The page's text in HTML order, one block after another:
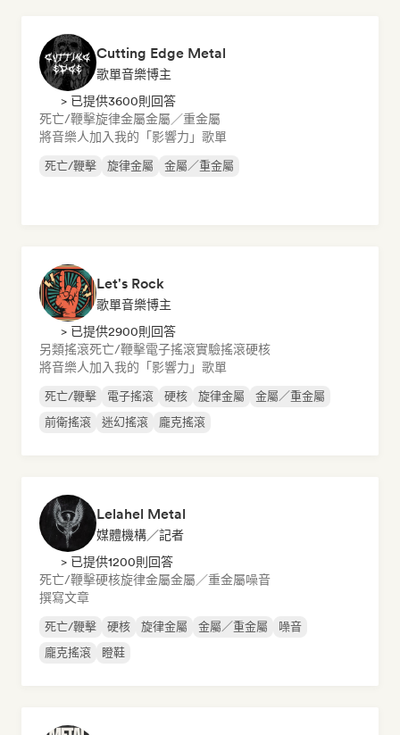
Cutting Edge Metal
歌單音樂博主
> 已提供3600則回答
死亡/鞭擊旋律金屬金屬／重金屬
將音樂人加入我的「影響力」歌單
死亡/鞭擊 旋律金屬 金屬／重金屬
Let's Rock
歌單音樂博主
> 已提供2900則回答
另類搖滾死亡/鞭擊電子搖滾實驗搖滾硬核
將音樂人加入我的「影響力」歌單
死亡/鞭擊 電子搖滾 硬核 旋律金屬
金屬／重金屬
前衛搖滾
迷幻搖滾 龐克搖滾
Lelahel Metal
媒體機構／記者
> 已提供1200則回答
死亡/鞭擊硬核旋律金屬金屬／重金屬噪音
撰寫文章
死亡/鞭擊 硬核 旋律金屬 金屬／重金屬
噪音
龐克搖滾
瞪鞋